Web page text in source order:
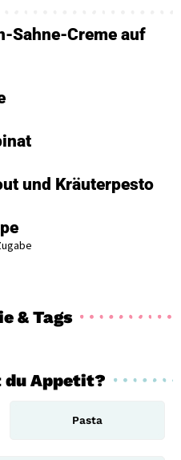
Sahne-Creme auf
und Kräuterpesto
& Tags
du Appetit?
Pasta